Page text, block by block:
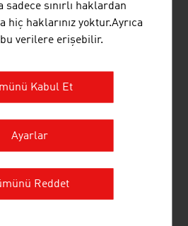
of the Austrian
PLANET BUILDING®
İNŞAAT
sadece sınırlı haklardan
hiç haklarınız yoktur.Ayrıca
verilere erişebilir.
Kabul Et
Ayarlar
Reddet